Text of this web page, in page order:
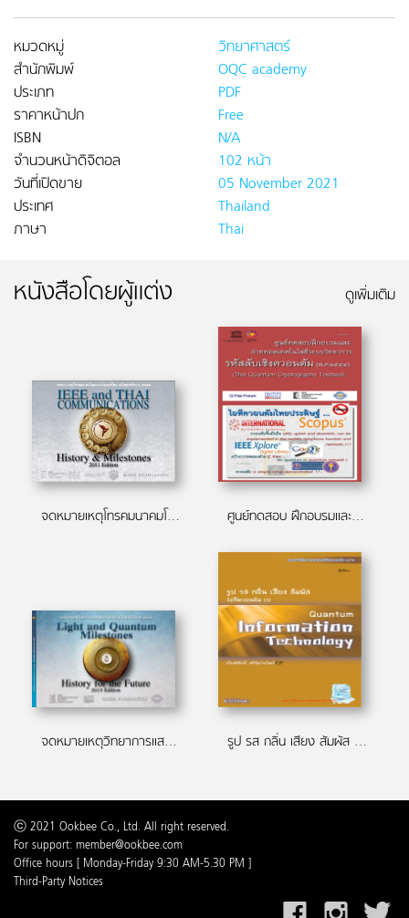
หมวดหมู่
วิทยาศาสตร์
สำนักพิมพ์
OQC academy
ประเภท
PDF
ราคาหน้าปก
Free
ISBN
N/A
จำนวนหน้าดิจิตอล
102 หน้า
วันที่เปิดขาย
05 November 2021
ประเทศ
Thailand
ภาษา
Thai
หนังสือโดยผู้แต่ง ดูเพิ่มเติม
จดหมายเหตุโทรคมนาคมโลกและประเทศไทย (2011) ศูนย์ทดสอบ ฝึกอบรมและถ่ายทอดเทคโนโลยีระบบวิทยาการรหัสลับเชิงควอนตัม (พ.ศ.๒๕๕๙)
จดหมายเหตุวิทยาการแสงและควอนตัม (Light & Quantum Milestones) รูป รส กลิ่น เสียง สัมผัส ไอทีควอนตัม (1)
ⓒ 2021 Ookbee Co., Ltd. All right reserved.
For support: member@ookbee.com
Office hours [ Monday-Friday 9:30 AM-5.30 PM ]
Third-Party Notices